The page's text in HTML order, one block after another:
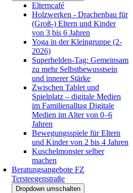
Elterncafé
Holzwerken - Drachenbau für
(Groß-) Eltern und Kinder
von 3 bis 6 Jahren
Yoga in der Kleingruppe (2-
2026)
Superhelden-Tag: Gemeinsam
zu mehr Selbstbewusstsein
und innerer Stärke
Zwischen Tablet und
Spielplatz – digitale Medien
im Familienalltag Digitale
Medien im Alter von 0–6
Jahren
Bewegungsspiele für Eltern
und Kinder von 2 bis 4 Jahren
Kuschelmonster selber
machen
Beratungsangebote FZ
Tersteegenstraße
Dropdown umschalten